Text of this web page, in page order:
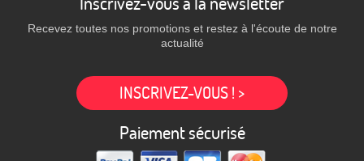
Recevez toutes nos promotions et restez à l'écoute de notre
actualité
INSCRIVEZ-VOUS ! >
Paiement sécurisé